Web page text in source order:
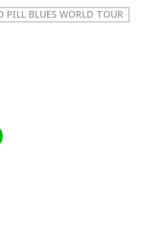
PILL BLUES WORLD TOUR